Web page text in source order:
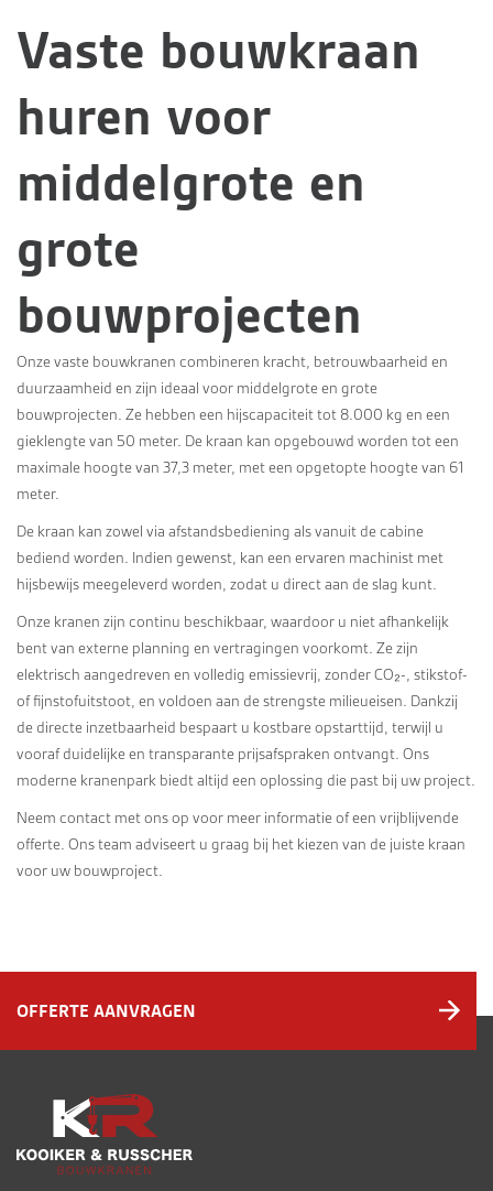
Vaste bouwkraan
huren voor
middelgrote en
grote
bouwprojecten
Onze vaste bouwkranen combineren kracht, betrouwbaarheid en
duurzaamheid en zijn ideaal voor middelgrote en grote
bouwprojecten. Ze hebben een hijscapaciteit tot 8.000 kg en een
gieklengte van 50 meter. De kraan kan opgebouwd worden tot een
maximale hoogte van 37,3 meter, met een opgetopte hoogte van 61
meter.
De kraan kan zowel via afstandsbediening als vanuit de cabine
bediend worden. Indien gewenst, kan een ervaren machinist met
hijsbewijs meegeleverd worden, zodat u direct aan de slag kunt.
Onze kranen zijn continu beschikbaar, waardoor u niet afhankelijk
bent van externe planning en vertragingen voorkomt. Ze zijn
elektrisch aangedreven en volledig emissievrij, zonder CO₂-, stikstof-
of fijnstofuitstoot, en voldoen aan de strengste milieueisen. Dankzij
de directe inzetbaarheid bespaart u kostbare opstarttijd, terwijl u
vooraf duidelijke en transparante prijsafspraken ontvangt. Ons
moderne kranenpark biedt altijd een oplossing die past bij uw project.
Neem contact met ons op voor meer informatie of een vrijblijvende
offerte. Ons team adviseert u graag bij het kiezen van de juiste kraan
voor uw bouwproject.
OFFERTE AANVRAGEN